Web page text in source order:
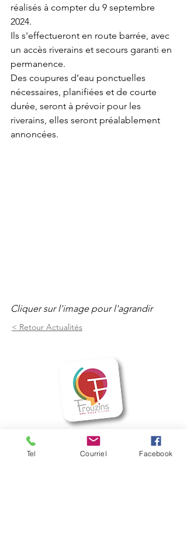
réalisés à compter du 9 septembre
2024.
Ils s'effectueront en route barrée, avec
un accès riverains et secours garanti en
permanence.
Des coupures d’eau ponctuelles
nécessaires, planifiées et de courte
durée, seront à prévoir pour les
riverains, elles seront préalablement
annoncées.
Cliquer sur l'image pour l'agrandir
< Retour Actualités
Mairie de Frouzins
Tel Courriel Facebook